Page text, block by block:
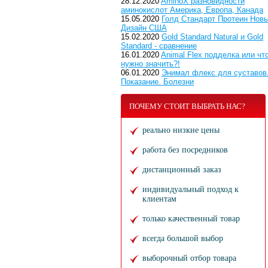
аминокислот Америка, Европа, Канада
15.05.2020 Голд Стандарт Протеин
Дизайн США
15.02.2020 Gold Standard Natural и Gold
Standard - сравнение
16.01.2020 Animal Flex подделка или
нужно значить?!
06.01.2020 Энимал флекс для суставов.
Показание. Болезни
ПОЧЕМУ СТОИТ ВЫБРАТЬ НАС?
реально низкие цены
работа без посредников
дистанционный заказ
индивидуальный подход к
клиентам
только качественный товар
всегда большой выбор
выборочный отбор товара